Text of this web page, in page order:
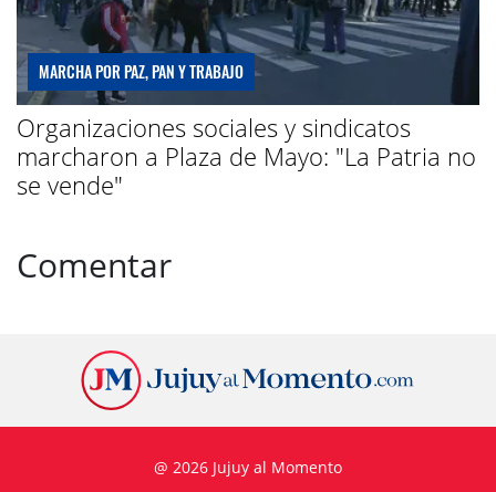
MARCHA POR PAZ, PAN Y TRABAJO
Organizaciones sociales y sindicatos
marcharon a Plaza de Mayo: "La Patria no
se vende"
Comentar
@ 2026 Jujuy al Momento